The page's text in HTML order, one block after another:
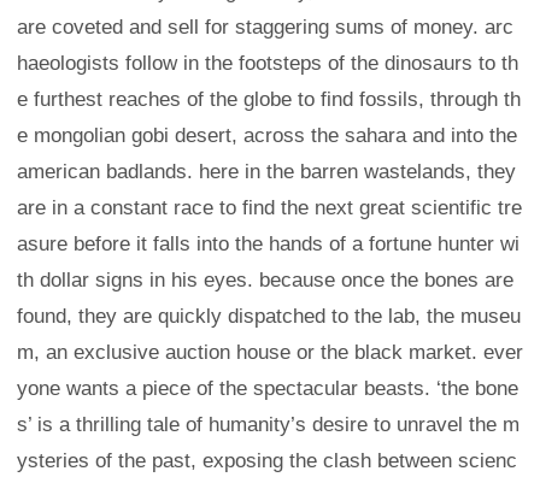
are coveted and sell for staggering sums of money. arc
haeologists follow in the footsteps of the dinosaurs to th
e furthest reaches of the globe to find fossils, through th
e mongolian gobi desert, across the sahara and into the
american badlands. here in the barren wastelands, they
are in a constant race to find the next great scientific tre
asure before it falls into the hands of a fortune hunter wi
th dollar signs in his eyes. because once the bones are
found, they are quickly dispatched to the lab, the museu
m, an exclusive auction house or the black market. ever
yone wants a piece of the spectacular beasts. ‘the bone
s’ is a thrilling tale of humanity’s desire to unravel the m
ysteries of the past, exposing the clash between scienc